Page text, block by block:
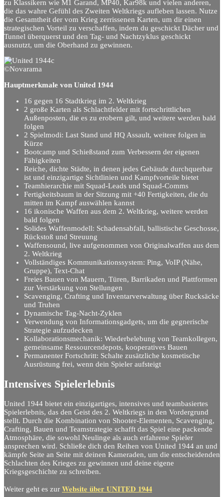
zu Klassikern wie M1 Garand, MP40, Kar98k und vielen anderen,
die das wahre Gefühl des Zweiten Weltkriegs aufleben lassen. Nutze
die Gesamtheit der vom Krieg zerrissenen Karten, um dir einen
strategischen Vorteil zu verschaffen, indem du geschickt Dächer und
Tunnel überquerst und den Tag- und Nachtzyklus geschickt
ausnutzt, um die Oberhand zu gewinnen.
©Novarama
Hauptmerkmale von United 1944
16 gegen 16 Stadtkrieg im 2. Weltkrieg
2 große Karten als Schlachtfelder mit fortschrittlichen
Außenposten, die es zu erobern gilt, und weitere werden bald
folgen
2 Spielmodi: Last Stand und HQ Assault, weitere folgen in
Kürze
Bootcamp und Schießstand zum Verbessern der eigenen
Fähigkeiten
Reiche, dichte Städte, in denen jedes Gebäude durchquerbar
ist und einzigartige Sichtlinien und Kampfvorteile bietet
Teamhierarchie mit Squad-Leads und Squad-Comms
Fertigkeitsbaum in der Sitzung mit +40 Fertigkeiten, die du
mitten im Kampf auswählen kannst
16 ikonische Waffen aus dem 2. Weltkrieg, weitere werden
bald folgen
Solides Waffenmodell: Schadensabfall, ballistische Geschosse,
Rückstoß und Streuung
Waffensound, live aufgenommen von Originalwaffen aus dem
2. Weltkrieg
Vollständiges Kommunikationssystem: Ping, VoIP (Nähe,
Gruppe), Text-Chat
Freies Bauen von Mauern, Türen, Barrikaden und Plattformen
zur Verstärkung von Stellungen
Scavenging, Crafting und Inventarverwaltung über Rucksäcke
und Truhen
Dynamische Tag-Nacht-Zyklen
Verwendung von Informationsgadgets, um die gegnerische
Strategie aufzudecken
Kollaborationsmechanik: Wiederbelebung von Teamkollegen,
gemeinsame Ressourcendepots, kooperatives Bauen
Permanenter Fortschritt: Schalte zusätzliche kosmetische
Ausrüstung frei, wenn dein Spieler aufsteigt
Intensives Spielerlebnis
United 1944 bietet ein einzigartiges, intensives und teambasiertes
Spielerlebnis, das den Geist des 2. Weltkriegs in den Vordergrund
stellt. Durch die Kombination von Shooter-Elementen, Scavenging,
Crafting, Bauen und Teamstrategie schafft das Spiel eine packende
Atmosphäre, die sowohl Neulinge als auch erfahrene Spieler
ansprechen wird. Schließe dich den Reihen von United 1944 an und
kämpfe Seite an Seite mit deinen Kameraden, um die entscheidenden
Schlachten des Krieges zu gewinnen und deine eigene
Kriegsgeschichte zu schreiben.
Weiter geht es zur Website über UNITED 1944